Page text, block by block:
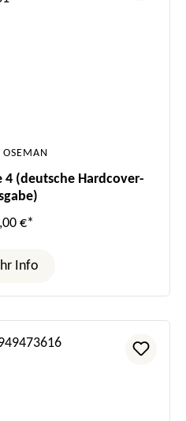
OSEMAN
(deutsche Hardcover-
€*
Info